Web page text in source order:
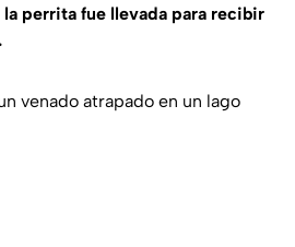
la perrita fue llevada para recibir
venado atrapado en un lago